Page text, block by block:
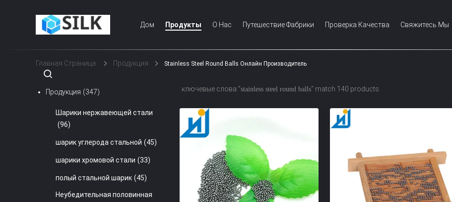
Дом Продукты О Нас Путешествие Фабрики Проверка Качества Свяжитесь Мы
Главная Страница Продукция Stainless Steel Round Balls Онлайн Производитель
Продукция (347)
Шарики нержавеющей стали
(96)
шарик углерода стальной (45)
шарики хромовой стали (33)
полый стальной шарик (45)
Неубедительная половинная
ключевые слова:"stainless steel round balls" match 140 products